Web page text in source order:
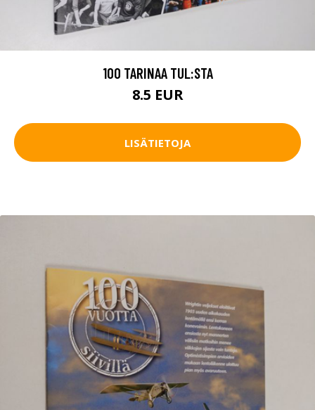
100 TARINAA TUL:STA
8.5 EUR
LISÄTIETOJA